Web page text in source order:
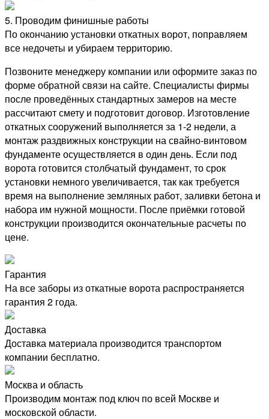
5. Проводим финишные работы
По окончанию установки откатных ворот, поправляем
все недочеты и убираем территорию.
Позвоните менеджеру компании или оформите заказ по
форме обратной связи на сайте. Специалисты фирмы
после проведённых стандартных замеров на месте
рассчитают смету и подготовит договор. Изготовление
откатных сооружений выполняется за 1-2 недели, а
монтаж раздвижных конструкции на свайно-винтовом
фундаменте осуществляется в один день. Если под
ворота готовится столбчатый фундамент, то срок
установки немного увеличивается, так как требуется
время на выполнение земляных работ, заливки бетона и
набора им нужной мощности. После приёмки готовой
конструкции производится окончательные расчеты по
цене.
Гарантия
На все заборы из откатные ворота распространяется
гарантия 2 года.
Доставка
Доставка материала производится транспортом
компании бесплатно.
Москва и область
Производим монтаж под ключ по всей Москве и
московской области.